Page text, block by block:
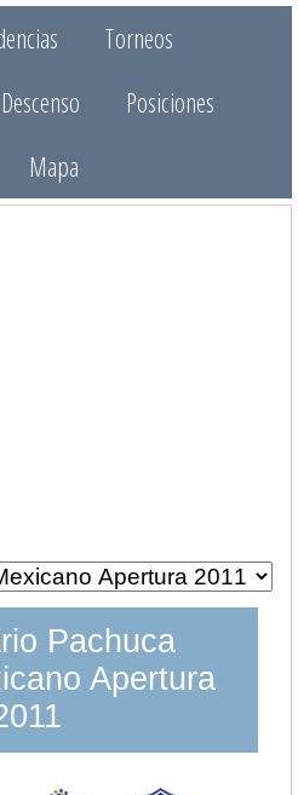
Torneos
Descenso
Posiciones
Mapa
Pachuca
Apertura